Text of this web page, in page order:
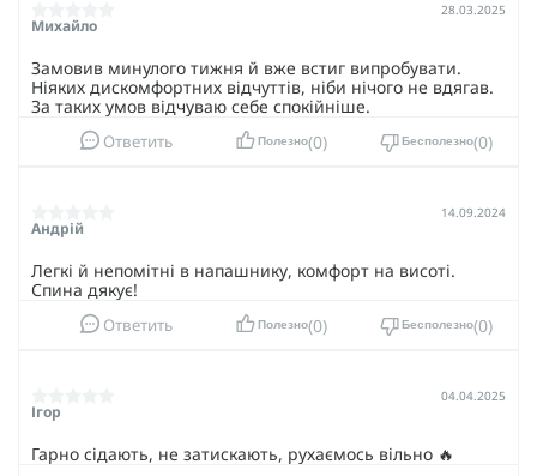
Михайло
28.03.2025
Замовив минулого тижня й вже встиг випробувати.
Ніяких дискомфортних відчуттів, ніби нічого не вдягав.
За таких умов відчуваю себе спокійніше.
Ответить Полезно 0 Бесполезно 0
Андрій
14.09.2024
Легкі й непомітні в напашнику, комфорт на висоті.
Спина дякує!
Ответить Полезно 0 Бесполезно 0
Ігор
04.04.2025
Гарно сідають, не затискають, рухаємось вільно 🔥